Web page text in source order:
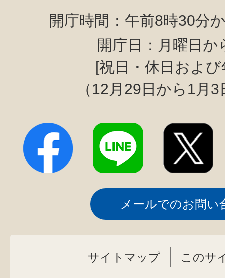
開庁時間：午前8時30分
開庁日：月曜日か
[祝日・休日およ
（12月29日から1月
メールでのお問い
サイトマップ このサ